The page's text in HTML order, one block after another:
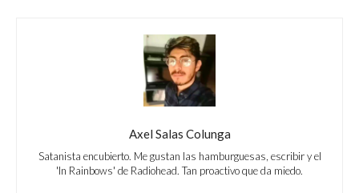
Axel Salas Colunga
Satanista encubierto. Me gustan las hamburguesas, escribir y el
'In Rainbows' de Radiohead. Tan proactivo que da miedo.